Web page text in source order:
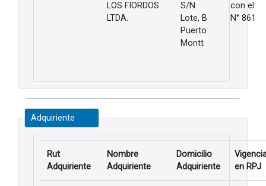
LOS FIORDOS
LTDA.
S/N
Lote, B
Puerto
Montt
con el
N° 861
Adquiriente
Rut
Adquiriente
Nombre
Adquiriente
Domicilio
Adquiriente
en RPJ